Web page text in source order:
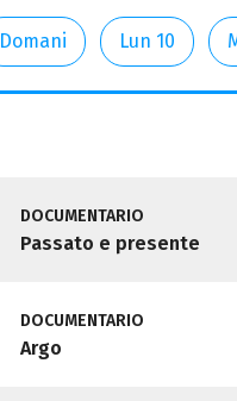
Domani Lun 10
DOCUMENTARIO
Passato e presente
DOCUMENTARIO
Argo